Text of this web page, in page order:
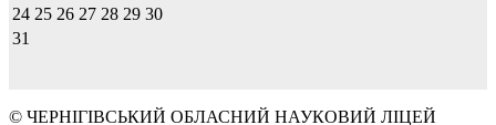
24 25 26 27 28 29 30
31
© ЧЕРНІГІВСЬКИЙ ОБЛАСНИЙ НАУКОВИЙ ЛІЦЕЙ